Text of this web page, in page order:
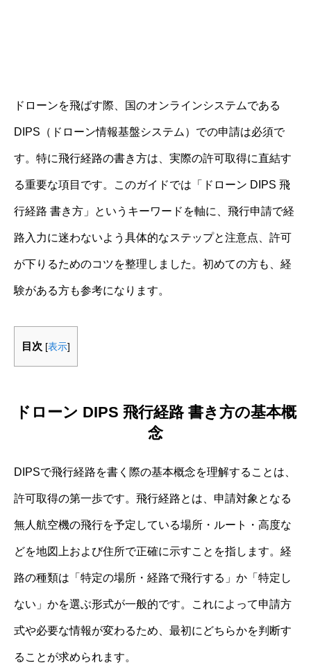
ドローンを飛ばす際、国のオンラインシステムである
DIPS（ドローン情報基盤システム）での申請は必須で
す。特に飛行経路の書き方は、実際の許可取得に直結す
る重要な項目です。このガイドでは「ドローン DIPS 飛
行経路 書き方」というキーワードを軸に、飛行申請で経
路入力に迷わないよう具体的なステップと注意点、許可
が下りるためのコツを整理しました。初めての方も、経
験がある方も参考になります。
目次 [表示]
ドローン DIPS 飛行経路 書き方の基本概
念
DIPSで飛行経路を書く際の基本概念を理解することは、
許可取得の第一歩です。飛行経路とは、申請対象となる
無人航空機の飛行を予定している場所・ルート・高度な
どを地図上および住所で正確に示すことを指します。経
路の種類は「特定の場所・経路で飛行する」か「特定し
ない」かを選ぶ形式が一般的です。これによって申請方
式や必要な情報が変わるため、最初にどちらかを判断す
ることが求められます。